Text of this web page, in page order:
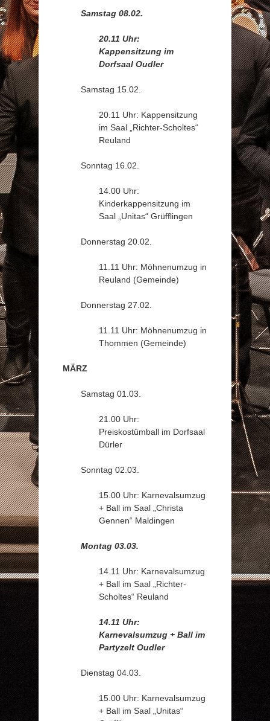
Samstag 08.02.
20.11 Uhr:
Kappensitzung im
Dorfsaal Oudler
Samstag 15.02.
20.11 Uhr: Kappensitzung
im Saal „Richter-Scholtes“
Reuland
Sonntag 16.02.
14.00 Uhr:
Kinderkappensitzung im
Saal „Unitas“ Grüfflingen
Donnerstag 20.02.
11.11 Uhr: Möhnenumzug in
Reuland (Gemeinde)
Donnerstag 27.02.
11.11 Uhr: Möhnenumzug in
Thommen (Gemeinde)
MÄRZ
Samstag 01.03.
21.00 Uhr:
Preiskostümball im Dorfsaal
Dürler
Sonntag 02.03.
15.00 Uhr: Karnevalsumzug
+ Ball im Saal „Christa
Gennen“ Maldingen
Montag 03.03.
14.11 Uhr: Karnevalsumzug
+ Ball im Saal „Richter-
Scholtes“ Reuland
14.11 Uhr:
Karnevalsumzug + Ball im
Partyzelt Oudler
Dienstag 04.03.
15.00 Uhr: Karnevalsumzug
+ Ball im Saal „Unitas“